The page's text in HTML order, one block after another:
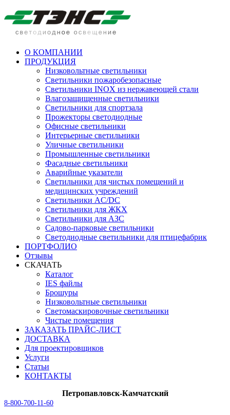
О КОМПАНИИ
ПРОДУКЦИЯ
Низковольтные светильники
Cветильники пожаробезопасные
Светильники INOX из нержавеющей стали
Влагозащищенные светильники
Светильники для спортзала
Прожекторы светодиодные
Офисные светильники
Интерьерные светильники
Уличные светильники
Промышленные светильники
Фасадные светильники
Аварийные указатели
Светильники для чистых помещений и
медицинских учреждений
Светильники AC/DC
Светильники для ЖКХ
Светильники для АЗС
Садово-парковые светильники
Светодиодные светильники для птицефабрик
ПОРТФОЛИО
Отзывы
СКАЧАТЬ
Каталог
IES файлы
Брошуры
Низковольтные светильники
Светомаскировочные светильники
Чистые помещения
ЗАКАЗАТЬ ПРАЙС-ЛИСТ
ДОСТАВКА
Для проектировщиков
Услуги
Статьи
КОНТАКТЫ
Петропавловск-Камчатский
8-800-700-11-60